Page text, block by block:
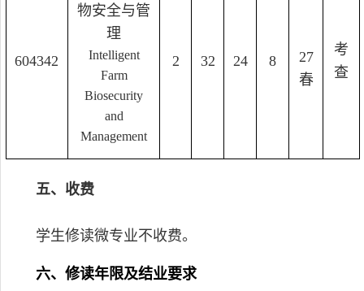
604342
物安全与管
理
Intelligent
Farm
Biosecurity
and
Management
2 32 24 8
27
春
考
查
五、收费
学生修读微专业不收费。
六、修读年限及结业要求